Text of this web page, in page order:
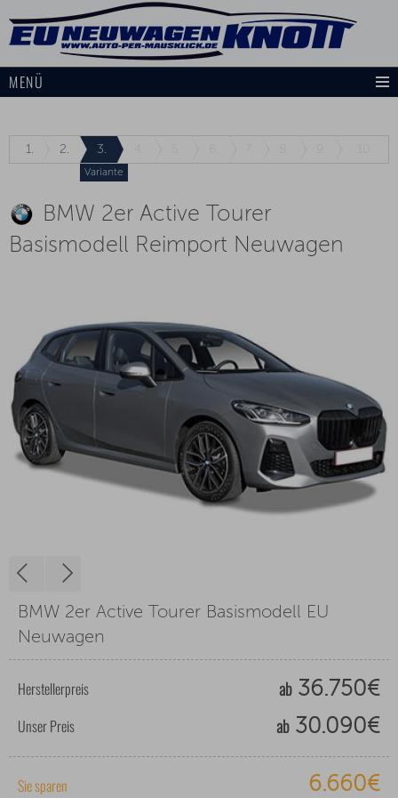
MENÜ
1. 2. 3.
Variante
BMW 2er Active Tourer
Basismodell Reimport Neuwagen
BMW 2er Active Tourer Basismodell EU
Neuwagen
Herstellerpreis ab36.750€
Unser Preis ab30.090€
Sie sparen 6.660€